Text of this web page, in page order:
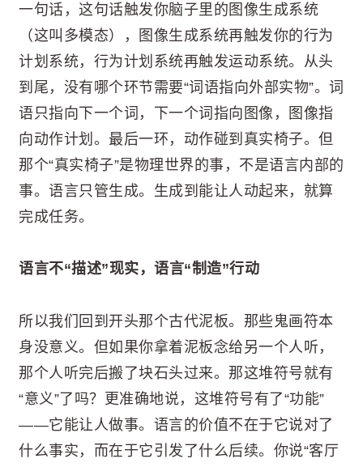
一句话，这句话触发你脑子里的图像生成系统
（这叫多模态），图像生成系统再触发你的行为
计划系统，行为计划系统再触发运动系统。从头
到尾，没有哪个环节需要“词语指向外部实物”。词
语只指向下一个词，下一个词指向图像，图像指
向动作计划。最后一环，动作碰到真实椅子。但
那个“真实椅子”是物理世界的事，不是语言内部的
事。语言只管生成。生成到能让人动起来，就算
完成任务。
语言不“描述”现实，语言“制造”行动
所以我们回到开头那个古代泥板。那些鬼画符本
身没意义。但如果你拿着泥板念给另一个人听，
那个人听完后搬了块石头过来。那这堆符号就有
“意义”了吗？更准确地说，这堆符号有了“功能”
——它能让人做事。语言的价值不在于它说对了
什么事实，而在于它引发了什么后续。你说“客厅